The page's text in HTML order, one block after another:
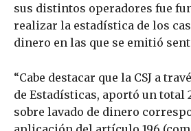
sus distintos operadores fue
realizar la estadística de los
dinero en las que se emitió
“Cabe destacar que la CSJ a
de Estadísticas, aportó un total
sobre lavado de dinero